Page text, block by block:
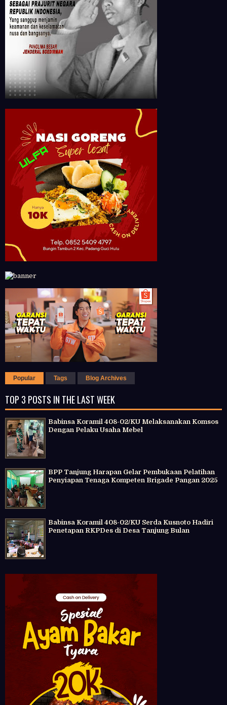
Popular Tags Blog Archives
TOP 3 POSTS IN THE LAST WEEK
Babinsa Koramil 408-02/KU Melaksanakan Komsos
Dengan Pelaku Usaha Mebel
BPP Tanjung Harapan Gelar Pembukaan Pelatihan
Penyiapan Tenaga Kompeten Brigade Pangan 2025
Babinsa Koramil 408-02/KU Serda Kusnoto Hadiri
Penetapan RKPDes di Desa Tanjung Bulan